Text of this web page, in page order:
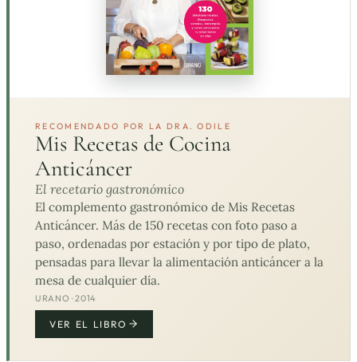
RECOMENDADO POR LA DRA. ODILE
Mis Recetas de Cocina
Anticáncer
El recetario gastronómico
El complemento gastronómico de Mis Recetas
Anticáncer. Más de 150 recetas con foto paso a
paso, ordenadas por estación y por tipo de plato,
pensadas para llevar la alimentación anticáncer a la
mesa de cualquier día.
URANO · 2014
VER EL LIBRO